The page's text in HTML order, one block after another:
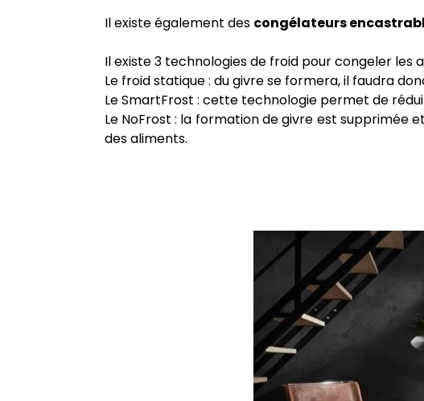
Il existe également des congélateurs
Il existe 3 technologies de froid pour congeler les
Le froid statique : du givre se formera, il faudra
Le SmartFrost : cette technologie permet de
Le NoFrost : la formation de givre est supprimée
des aliments.